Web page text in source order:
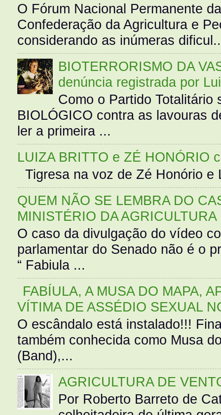
O Fórum Nacional Permanente
Confederação da Agricultura e
considerando as inúmeras
BIOTERRORISMO DA
denúncia registrada por
Como o Partido Totalitário
BIOLÓGICO contra as lavouras
ler a primeira ...
LUIZA BRITTO e ZÉ HONÓRIO
Tigresa na voz de Zé Honório
QUEM NÃO SE LEMBRA DO
MINISTÉRIO DA AGRICULTURA
O caso da divulgação do vídeo
parlamentar do Senado não é o
“ Fabiula ...
FABÍULA, A MUSA DO MAPA,
VÍTIMA DE ASSÉDIO SEXUAL
O escândalo está instalado!!!
também conhecida como Musa
(Band),...
AGRICULTURA DE
Por Roberto Barreto de